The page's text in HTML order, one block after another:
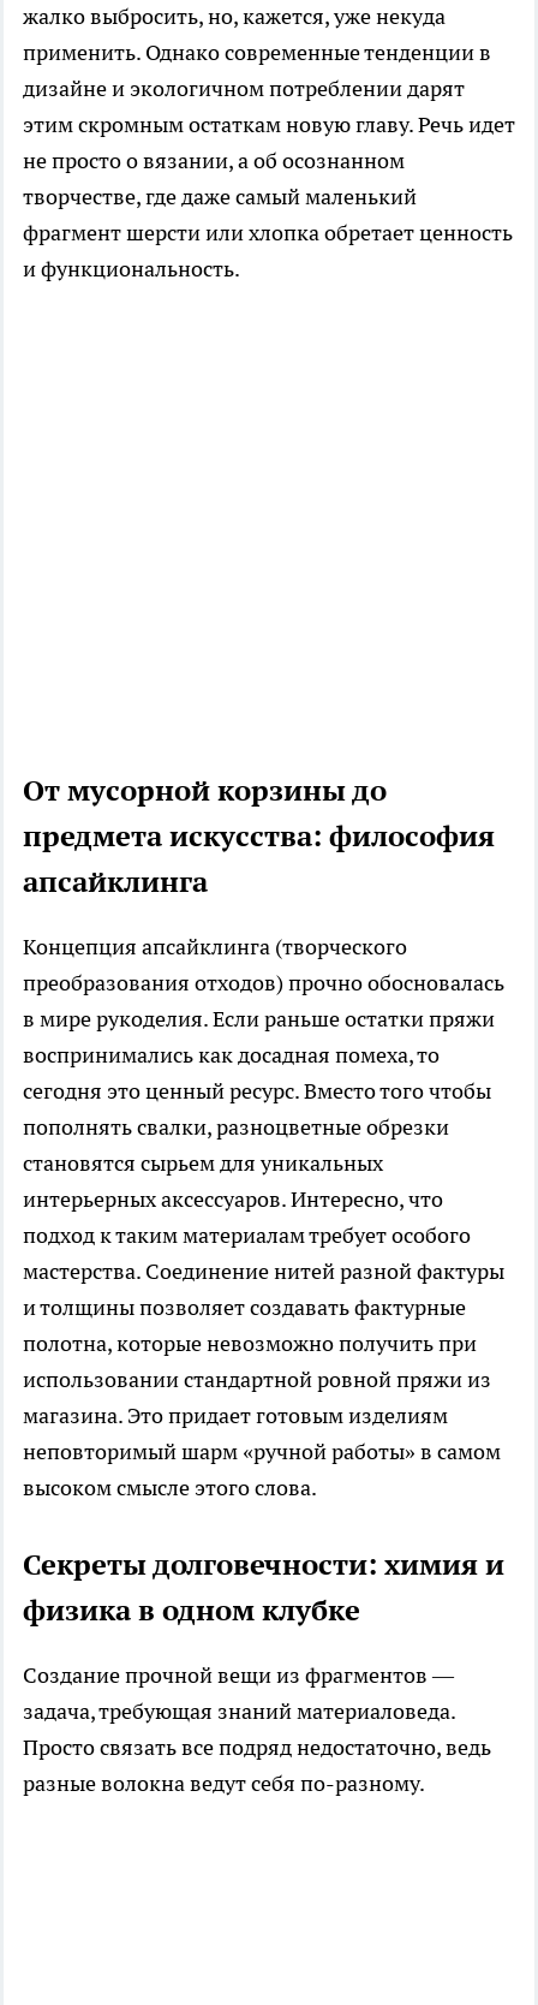
жалко выбросить, но, кажется, уже некуда
применить. Однако современные тенденции в
дизайне и экологичном потреблении дарят
этим скромным остаткам новую главу. Речь идет
не просто о вязании, а об осознанном
творчестве, где даже самый маленький
фрагмент шерсти или хлопка обретает ценность
и функциональность.
От мусорной корзины до
предмета искусства: философия
апсайклинга
Концепция апсайклинга (творческого
преобразования отходов) прочно обосновалась
в мире рукоделия. Если раньше остатки пряжи
воспринимались как досадная помеха, то
сегодня это ценный ресурс. Вместо того чтобы
пополнять свалки, разноцветные обрезки
становятся сырьем для уникальных
интерьерных аксессуаров. Интересно, что
подход к таким материалам требует особого
мастерства. Соединение нитей разной фактуры
и толщины позволяет создавать фактурные
полотна, которые невозможно получить при
использовании стандартной ровной пряжи из
магазина. Это придает готовым изделиям
неповторимый шарм «ручной работы» в самом
высоком смысле этого слова.
Секреты долговечности: химия и
физика в одном клубке
Создание прочной вещи из фрагментов —
задача, требующая знаний материаловеда.
Просто связать все подряд недостаточно, ведь
разные волокна ведут себя по-разному.